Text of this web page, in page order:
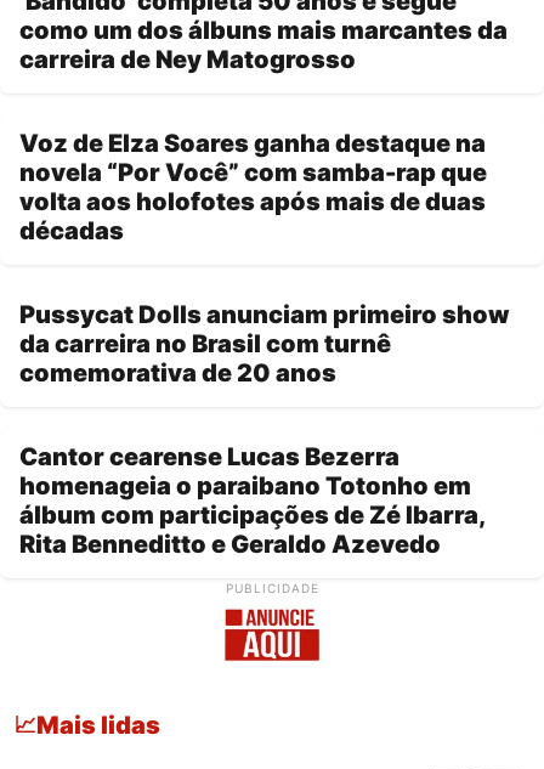
como um dos álbuns mais marcantes da
carreira de Ney Matogrosso
Voz de Elza Soares ganha destaque na
novela “Por Você” com samba-rap que
volta aos holofotes após mais de duas
décadas
Pussycat Dolls anunciam primeiro show
da carreira no Brasil com turnê
comemorativa de 20 anos
Cantor cearense Lucas Bezerra
homenageia o paraibano Totonho em
álbum com participações de Zé Ibarra,
Rita Benneditto e Geraldo Azevedo
PUBLICIDADE
📈Mais lidas